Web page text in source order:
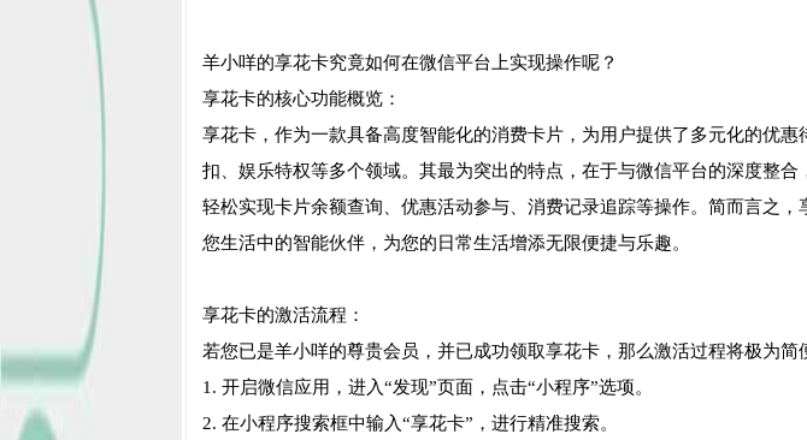
羊小咩的享花卡究竟如何在微信平台上实现操作呢？
享花卡的核心功能概览：
享花卡，作为一款具备高度智能化的消费卡片，为用户提供了多元化的优
扣、娱乐特权等多个领域。其最为突出的特点，在于与微信平台的深度整
轻松实现卡片余额查询、优惠活动参与、消费记录追踪等操作。简而言之，
您生活中的智能伙伴，为您的日常生活增添无限便捷与乐趣。
享花卡的激活流程：
若您已是羊小咩的尊贵会员，并已成功领取享花卡，那么激活过程将极为简
1. 开启微信应用，进入“发现”页面，点击“小程序”选项。
2. 在小程序搜索框中输入“享花卡”，进行精准搜索。